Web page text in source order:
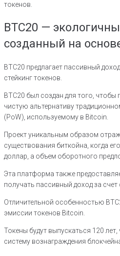
токенов.
BTC20 —
созданный на
BTC20 предлагает пассивный
стейкинг токенов.
BTC20 был создан для того, чтобы
чистую альтернативу
(PoW), используемому в Bitcoin.
Проект уникальным образом
существования биткойна, когда
доллар, а объем оборотного
Эта платформа также
получать пассивный доход за счет
Отличительной особенностью
эмиссии токенов Bitcoin.
Токены будут выпускаться 120
систему вознаграждения